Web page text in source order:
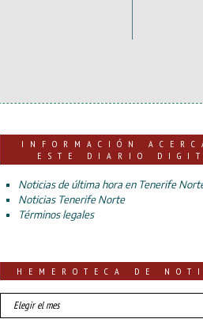
INFORMACIÓN
ESTE DIARIO
Noticias de última hora en Tenerife
Noticias Tenerife Norte
Términos legales
HEMEROTECA DE
HEMEROTECA
DE